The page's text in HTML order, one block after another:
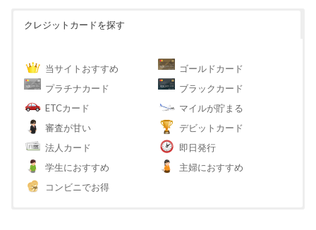
クレジットカードを探す
当サイトおすすめ
ゴールドカード
プラチナカード
ブラックカード
ETCカード
マイルが貯まる
審査が甘い
デビットカード
法人カード
即日発行
学生におすすめ
主婦におすすめ
コンビニでお得